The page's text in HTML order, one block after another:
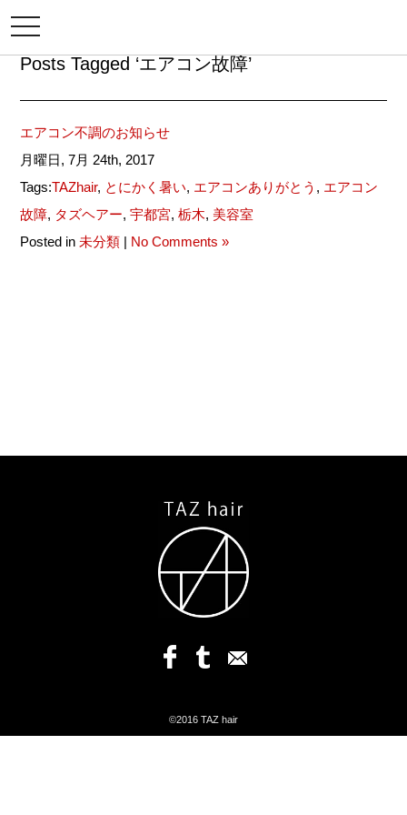
メ
ニ
ュ
ー
Posts Tagged ‘エアコン故障’
エアコン不調のお知らせ
月曜日, 7月 24th, 2017
Tags:TAZhair, とにかく暑い, エアコンありがとう , エアコン
故障, タズヘアー,宇都宮,栃木, 美容室
Posted in未分類 | No Comments »
©2016 TAZ hair